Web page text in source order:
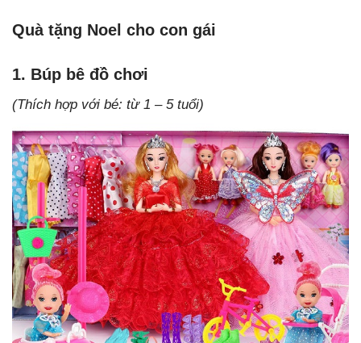
Quà tặng Noel cho con gái
1. Búp bê đồ chơi
(Thích hợp với bé: từ 1 – 5 tuổi)